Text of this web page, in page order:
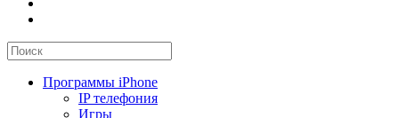
Программы iPhone
IP телефония
Игры